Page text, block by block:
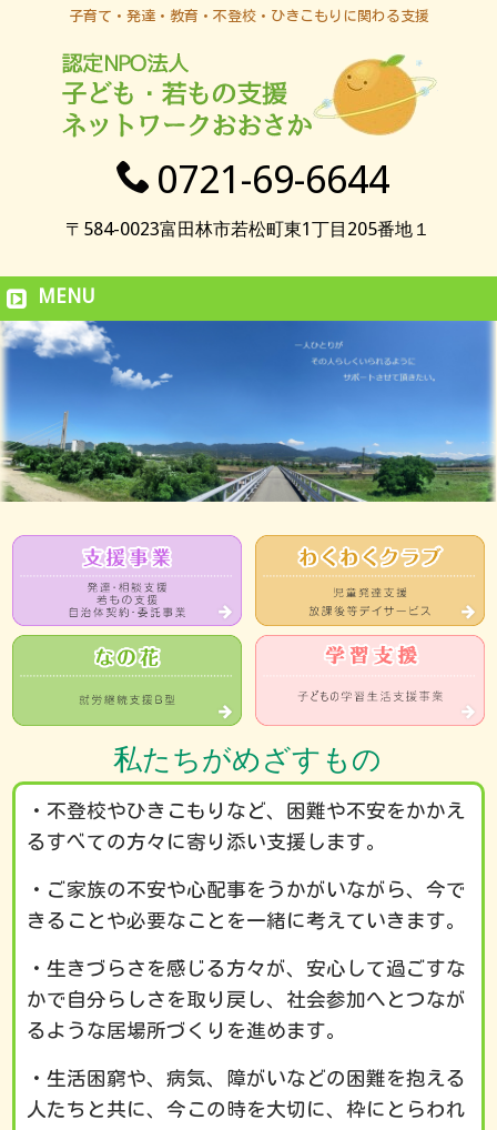
子育て・発達・教育・不登校・ひきこもりに関わる支援
0721-69-6644
〒584-0023富田林市若松町東1丁目205番地１
MENU
私たちがめざすもの
・不登校やひきこもりなど、困難や不安をかかえ
るすべての方々に寄り添い支援します。
・ご家族の不安や心配事をうかがいながら、今で
きることや必要なことを一緒に考えていきます。
・生きづらさを感じる方々が、安心して過ごすな
かで自分らしさを取り戻し、社会参加へとつなが
るような居場所づくりを進めます。
・生活困窮や、病気、障がいなどの困難を抱える
人たちと共に、今この時を大切に、枠にとらわれ
12:00 AM
1:00 AM
2:00 AM